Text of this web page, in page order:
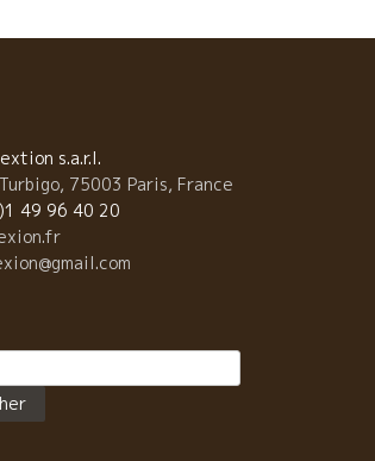
ール醸造は知らない。 答えはバルタザール
s.a.r.l.
75003 Paris, France
49 96 40 20